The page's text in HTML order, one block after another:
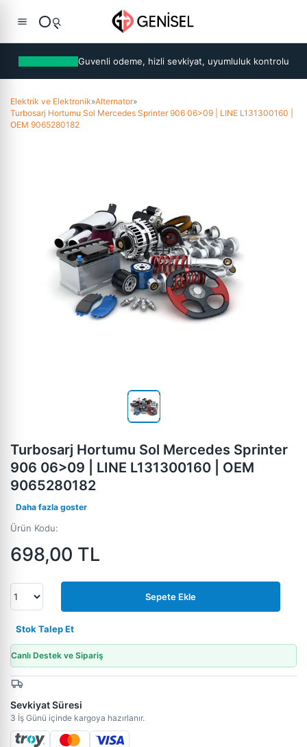
Guvenli odeme, hizli sevkiyat, uyumluluk kontrolu
Elektrik ve Elektronik»Alternator»
Turbosarj Hortumu Sol Mercedes Sprinter 906 06>09 | LINE L131300160 |
OEM 9065280182
Turbosarj Hortumu Sol Mercedes Sprinter
906 06>09 | LINE L131300160 | OEM
9065280182
Daha fazla goster
Ürün Kodu:
698,00 TL
Sepete Ekle
Stok Talep Et
Canlı Destek ve Sipariş
Sevkiyat Süresi
3 İş Günü içinde kargoya hazırlanır.